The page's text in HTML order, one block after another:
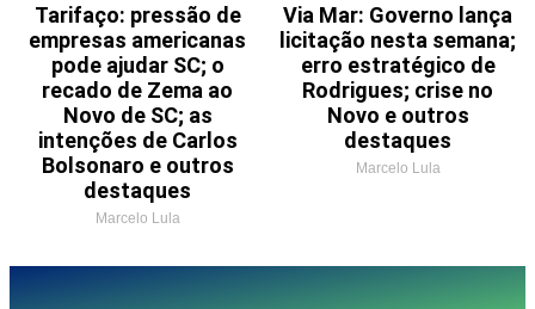
Tarifaço: pressão de
empresas americanas
pode ajudar SC; o
recado de Zema ao
Novo de SC; as
intenções de Carlos
Bolsonaro e outros
destaques
Marcelo Lula
Via Mar: Governo lança
licitação nesta semana;
erro estratégico de
Rodrigues; crise no
Novo e outros
destaques
Marcelo Lula